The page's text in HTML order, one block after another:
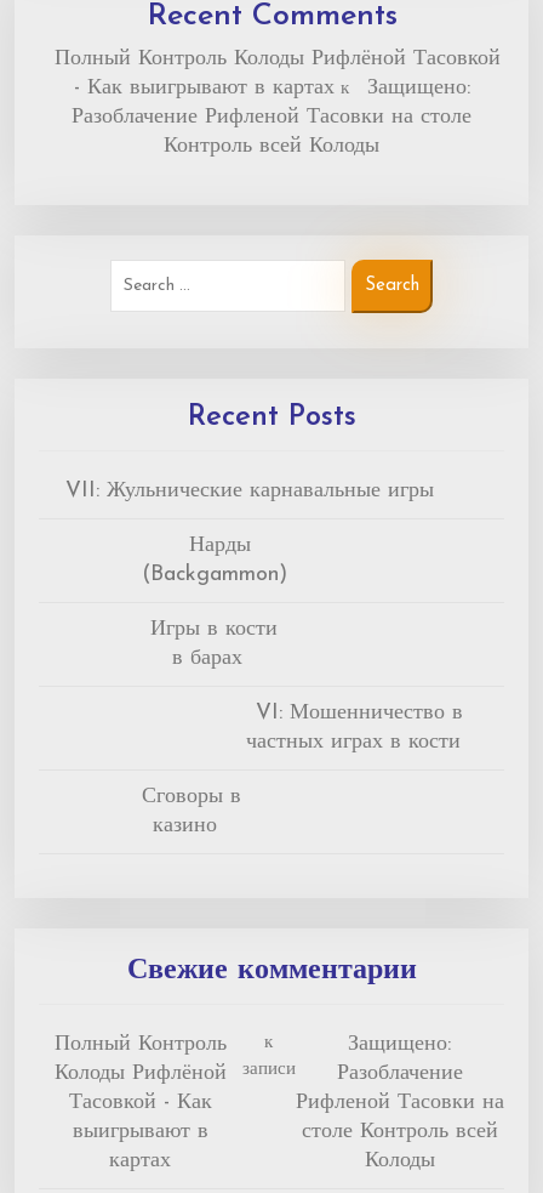
Recent Comments
Полный Контроль Колоды Рифлёной Тасовкой
- Как выигрывают в картахк
Защищено:
Разоблачение Рифленой Тасовки на столе
Контроль всей Колоды
Recent Posts
VII: Жульнические карнавальные игры
Нарды
(Backgammon)
Игры в кости
в барах
VI: Мошенничество в
частных играх в кости
Сговоры в
казино
Свежие комментарии
Полный Контроль
Колоды Рифлёной
Тасовкой - Как
выигрывают в
картах
к
записи
Защищено:
Разоблачение
Рифленой Тасовки на
столе Контроль всей
Колоды